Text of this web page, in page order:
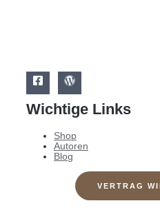
Wichtige Links
Shop
Autoren
Blog
VERTRAG